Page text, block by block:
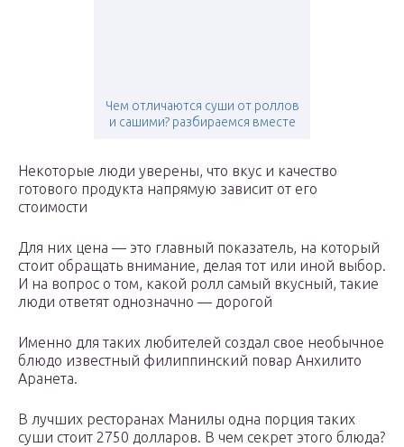
Чем отличаются суши от роллов
и сашими? разбираемся вместе
Некоторые люди уверены, что вкус и качество
готового продукта напрямую зависит от его
стоимости
Для них цена — это главный показатель, на который
стоит обращать внимание, делая тот или иной выбор.
И на вопрос о том, какой ролл самый вкусный, такие
люди ответят однозначно — дорогой
Именно для таких любителей создал свое необычное
блюдо известный филиппинский повар Анхилито
Аранета.
В лучших ресторанах Манилы одна порция таких
суши стоит 2750 долларов. В чем секрет этого блюда?